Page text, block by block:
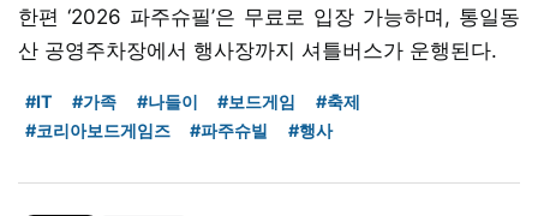
한편 ‘2026 파주슈필’은 무료로 입장 가능하며, 통일동
산 공영주차장에서 행사장까지 셔틀버스가 운행된다.
#IT #가족 #나들이 #보드게임
#축제
#코리아보드게임즈
#파주슈빌 #행사